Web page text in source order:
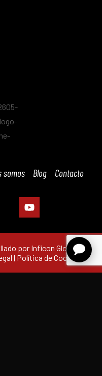
somos Blog Contacto
por Inficon Global |
| Política de Cookies